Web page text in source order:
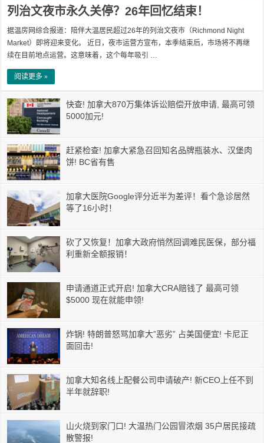
列治文夜市永久关停？26年回忆结束！
据温房网综合报道：陪伴大温居民超过26年的列治文夜市（Richmond Night
Market）即将迎来变化。 近日，夜市运营方宣布，本季结束后，市场将不再继
续在目前地点运营。这意味着，这个每年吸引 …
阅读更多 »
快查! 加拿大870万集体诉讼赔偿开放申请, 最高可领
5000加元!
赶紧检查! 加拿大紧急召回知名品牌瓶装水、汉堡肉
饼! BC省有售
加拿大医院Google评分近半为差评！看个急诊居然
等了16小时！
砍了又恢复！加拿大政府悄然回调难民医保，部分福
利重新全额报销！
申请通道正式开启! 加拿大CRA赔钱了 最高可领
$5000 现在就能申领!
炸锅! 特朗普怒骂加拿大”恶劣” 占美国便宜! 卡尼正
面回击!
加拿大知名线上配餐公司申请破产! 新CEO上任不到
半年就辞职!
山火烧到家门口! 大温热门公园冒浓烟 35户居民接疏
散警报!